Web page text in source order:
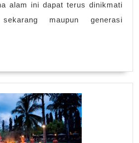
alam ini dapat terus dinikmati
maupun generasi